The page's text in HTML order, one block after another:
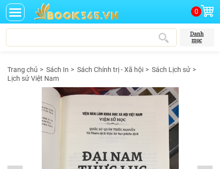
0
Danh
mục
Trang chủ> Sách In> Sách Chính trị - Xã hội> Sách Lịch sử>
Lịch sử Việt Nam